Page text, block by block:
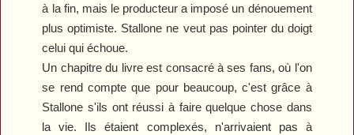
à la fin, mais le producteur a imposé un dénouement
plus optimiste. Stallone ne veut pas pointer du doigt
celui qui échoue.
Un chapitre du livre est consacré à ses fans, où l'on
se rend compte que pour beaucoup, c'est grâce à
Stallone s'ils ont réussi à faire quelque chose dans
la vie. Ils étaient complexés, n'arrivaient pas à